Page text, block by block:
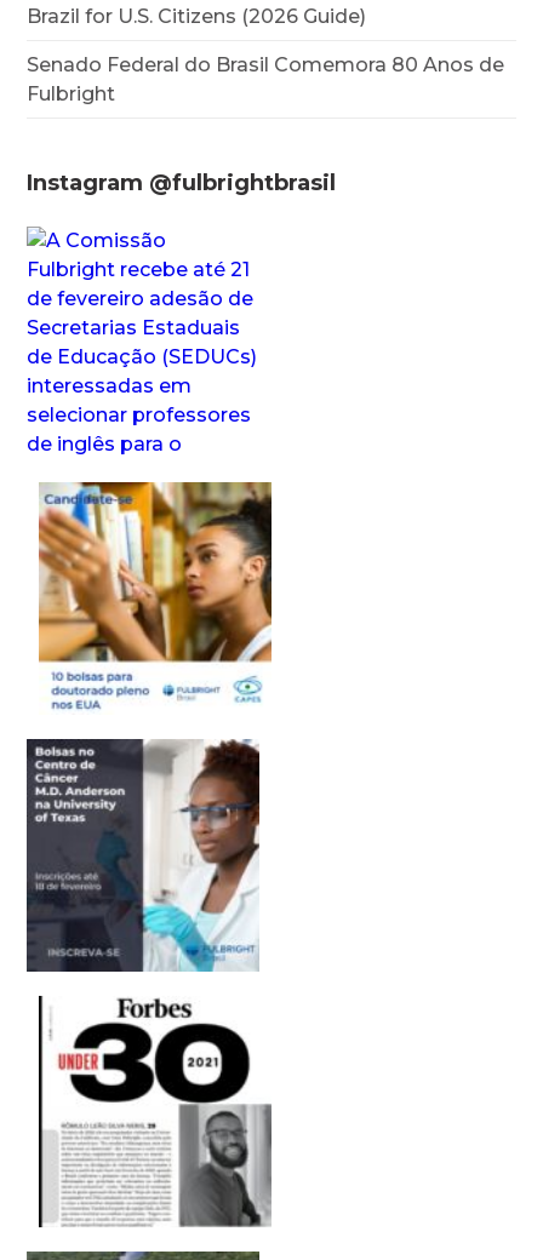
Brazil for U.S. Citizens (2026 Guide)
Senado Federal do Brasil Comemora 80 Anos de
Fulbright
Instagram @fulbrightbrasil